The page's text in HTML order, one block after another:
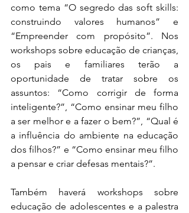
como tema “O segredo das soft skills:
construindo valores humanos” e
“Empreender com propósito”. Nos
workshops sobre educação de crianças,
os pais e familiares terão a
oportunidade de tratar sobre os
assuntos: “Como corrigir de forma
inteligente?”, “Como ensinar meu filho
a ser melhor e a fazer o bem?”, “Qual é
a influência do ambiente na educação
dos filhos?” e “Como ensinar meu filho
a pensar e criar defesas mentais?”.
Também haverá workshops sobre
educação de adolescentes e a palestra